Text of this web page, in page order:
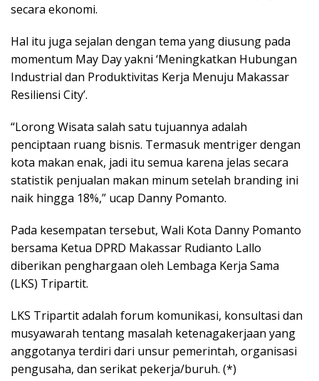
secara ekonomi.
Hal itu juga sejalan dengan tema yang diusung pada
momentum May Day yakni ‘Meningkatkan Hubungan
Industrial dan Produktivitas Kerja Menuju Makassar
Resiliensi City’.
“Lorong Wisata salah satu tujuannya adalah
penciptaan ruang bisnis. Termasuk mentriger dengan
kota makan enak, jadi itu semua karena jelas secara
statistik penjualan makan minum setelah branding ini
naik hingga 18%,” ucap Danny Pomanto.
Pada kesempatan tersebut, Wali Kota Danny Pomanto
bersama Ketua DPRD Makassar Rudianto Lallo
diberikan penghargaan oleh Lembaga Kerja Sama
(LKS) Tripartit.
LKS Tripartit adalah forum komunikasi, konsultasi dan
musyawarah tentang masalah ketenagakerjaan yang
anggotanya terdiri dari unsur pemerintah, organisasi
pengusaha, dan serikat pekerja/buruh. (*)